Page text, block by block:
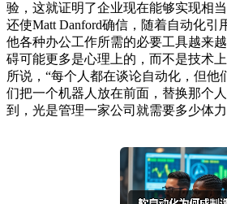
验，这就证明了企业现在能够实现相
还使Matt Danford确信，随着自动化引
他各种办公工作所需的必要工具越来
碍可能更多是心理上的，而不是技术上
所说，“每个人都在谈论自动化，但他
们把一个机器人放在前面，替换那个
到，光是管理一家公司就需要多少体